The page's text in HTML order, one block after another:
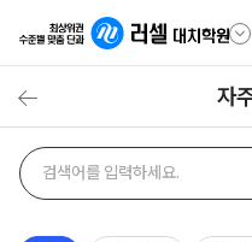
자
자주
묻는
검색어